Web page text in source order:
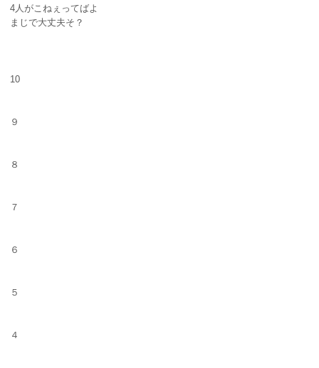
4人がこねぇってばよ
まじで大丈夫そ？
10
９
８
７
６
５
４